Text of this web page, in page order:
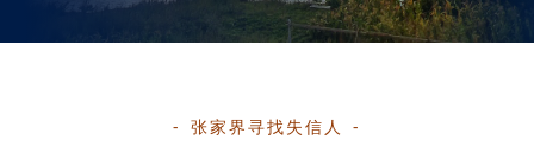
张家界寻找失信人